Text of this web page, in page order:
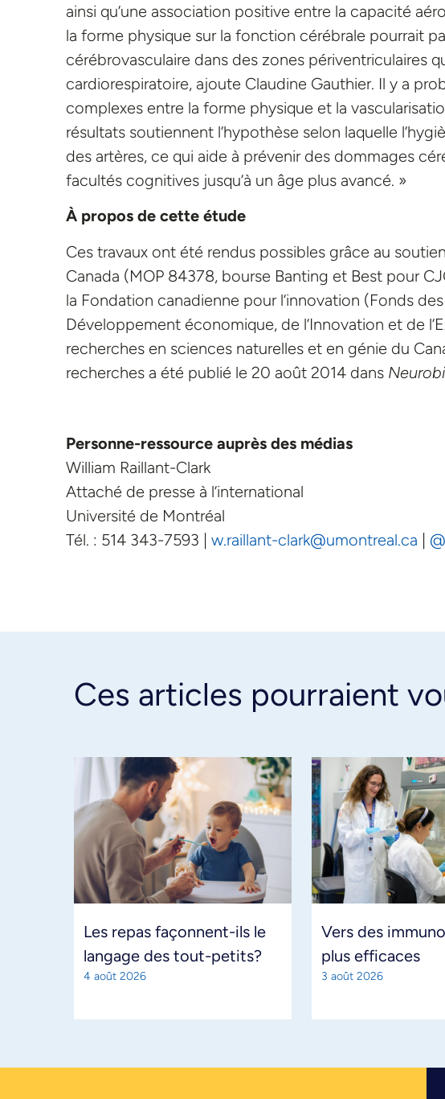
ainsi qu’une association positive entre la capacité
la forme physique sur la fonction cérébrale pourrait
cérébrovasculaire dans des zones périventriculaires
cardiorespiratoire, ajoute Claudine Gauthier. Il y a
complexes entre la forme physique et la
résultats soutiennent l’hypothèse selon laquelle
des artères, ce qui aide à prévenir des dommages
facultés cognitives jusqu’à un âge plus avancé. »
À propos de cette étude
Ces travaux ont été rendus possibles grâce au
Canada (MOP 84378, bourse Banting et Best pour
la Fondation canadienne pour l’innovation (Fonds
Développement économique, de l’Innovation et de
recherches en sciences naturelles et en génie du
recherches a été publié le 20 août 2014 dans
Personne-ressource auprès des médias
William Raillant-Clark
Attaché de presse à l’international
Université de Montréal
Tél. : 514 343-7593 | w.raillant-clark@umontreal.ca |
Ces articles pourraient
Les repas façonnent-ils le
langage des tout-petits?
4 août 2026
Vers des
plus efficaces
3 août 2026